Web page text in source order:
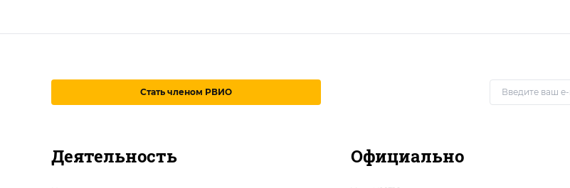
Стать членом РВИО
Деятельность Официально